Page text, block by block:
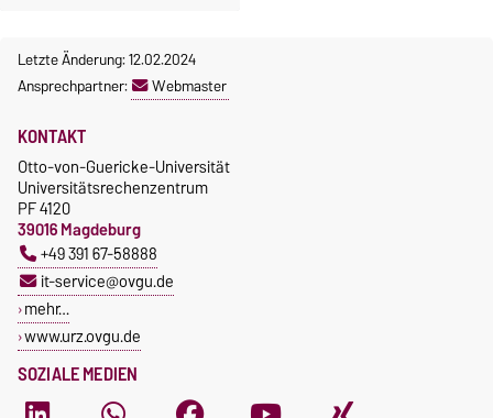
Letzte Änderung: 12.02.2024
Ansprechpartner:
Webmaster
SOZIALE MEDIEN
KONTAKT
Otto-von-Guericke-Universität
Universitätsrechenzentrum
PF 4120
39016 Magdeburg
+49 391 67-58888
it-service@ovgu.de
mehr…
www.urz.ovgu.de